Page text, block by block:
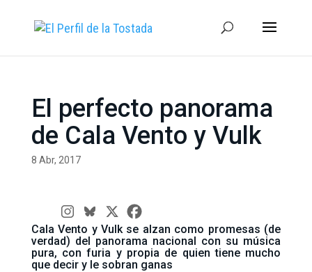
El perfecto panorama
de Cala Vento y Vulk
8 Abr, 2017
Cala Vento y Vulk se alzan como promesas (de
verdad) del panorama nacional con su música
pura, con furia y propia de quien tiene mucho
que decir y le sobran ganas